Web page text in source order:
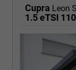
Cupra Leon